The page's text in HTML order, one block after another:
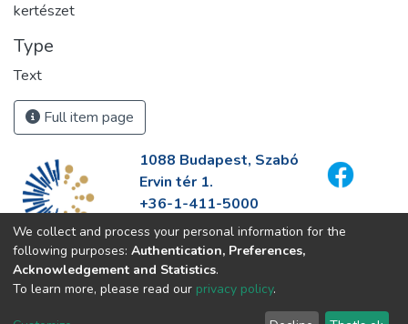
kertészet
Type
Text
Full item page
1088 Budapest, Szabó
Ervin tér 1.
+36-1-411-5000
info@fszek.hu
https://fszek.hu
We collect and process your personal information for the
following purposes: Authentication, Preferences,
Acknowledgement and Statistics.
To learn more, please read our privacy policy.